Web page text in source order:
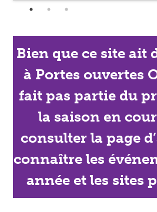
Bien que ce site ait
à Portes ouvertes
fait pas partie du
la saison en
consulter la page
connaître les
année et les sites